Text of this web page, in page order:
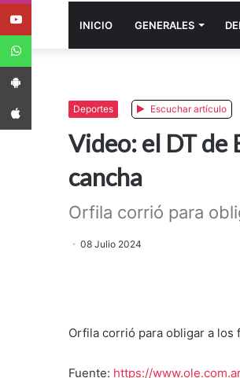
INICIO GENERALES
Deportes Escuchar artículo
Video: el DT de
cancha
Orfila corrió para
08 Julio 2024
Orfila corrió para obligar a los
Fuente: https://
Youtube